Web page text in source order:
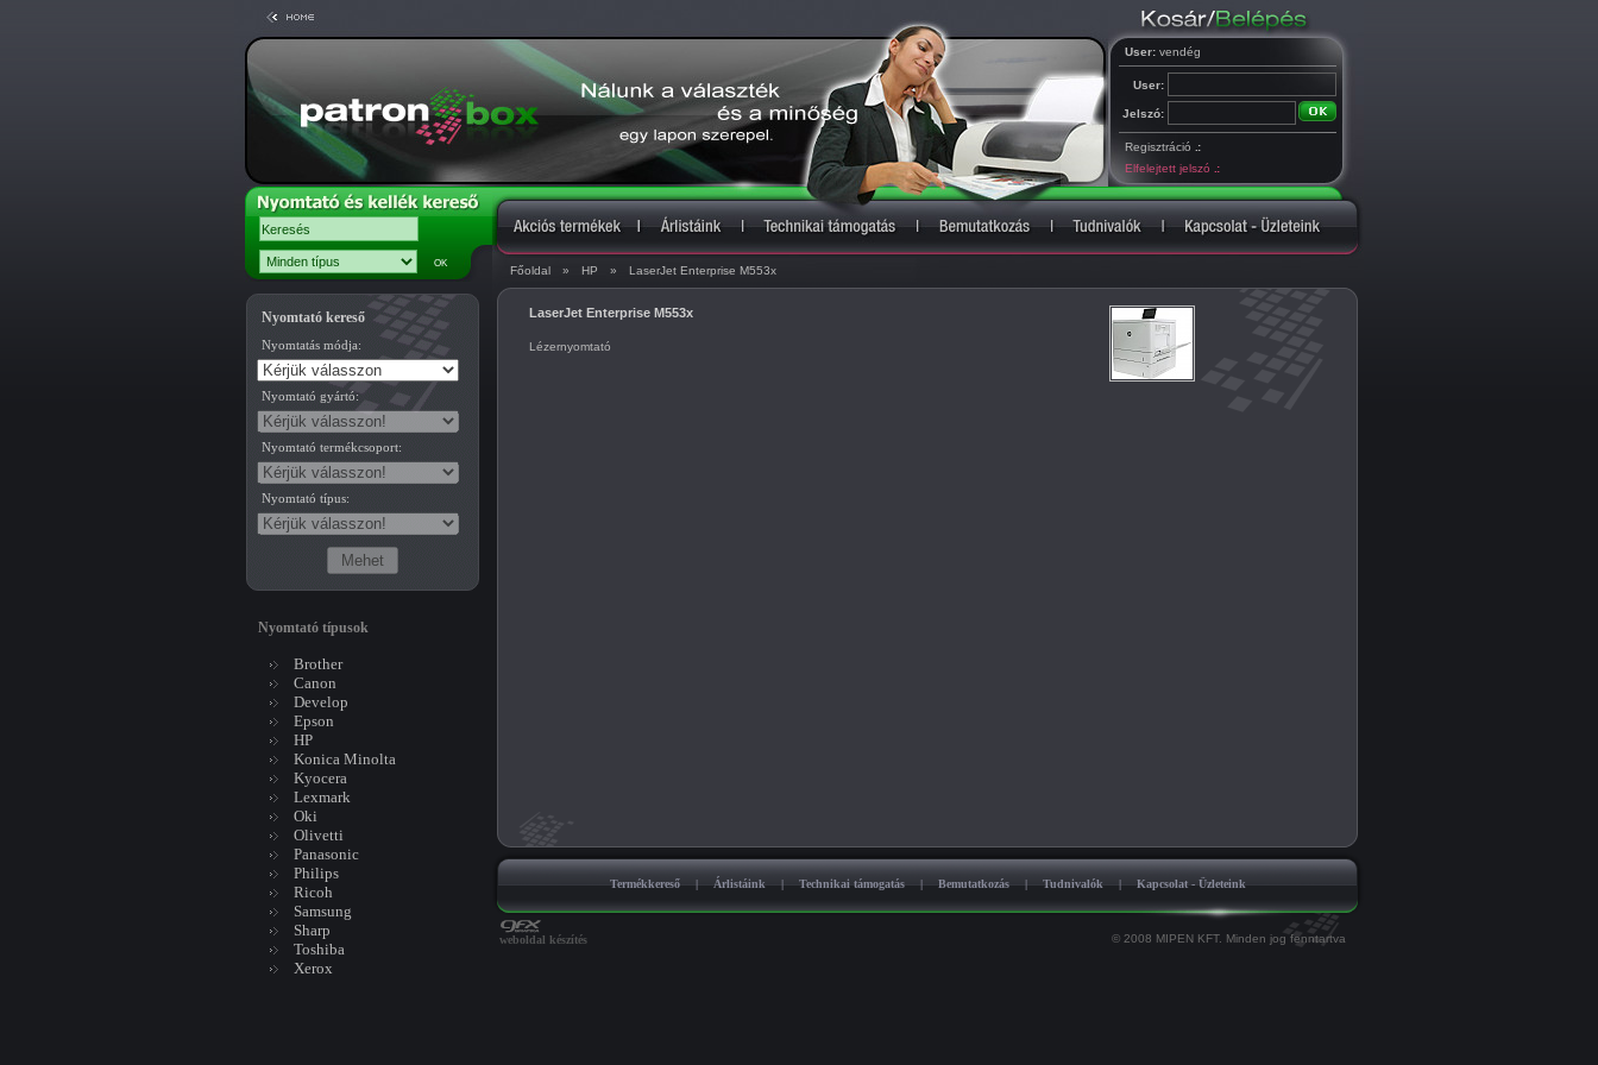
User: vendég
User:
Jelszó:
Regisztráció .:
Elfelejtett jelszó .:
Főoldal » HP » LaserJet Enterprise M553x
Nyomtató kereső
Nyomtatás módja:
Nyomtató gyártó:
Nyomtató termékcsoport:
Nyomtató típus:
Nyomtató típusok
Brother
Canon
Develop
Epson
HP
Konica Minolta
Kyocera
Lexmark
Oki
Olivetti
Panasonic
Philips
Ricoh
Samsung
Sharp
Toshiba
Xerox
LaserJet Enterprise M553x
Lézernyomtató
Termékkereső | Árlistáink | Technikai támogatás | Bemutatkozás | Tudnivalók | Kapcsolat - Üzleteink
© 2008 MIPEN KFT. Minden jog fenntartva
weboldal készítés